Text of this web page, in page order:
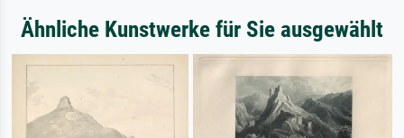
Ähnliche Kunstwerke für Sie ausgewählt